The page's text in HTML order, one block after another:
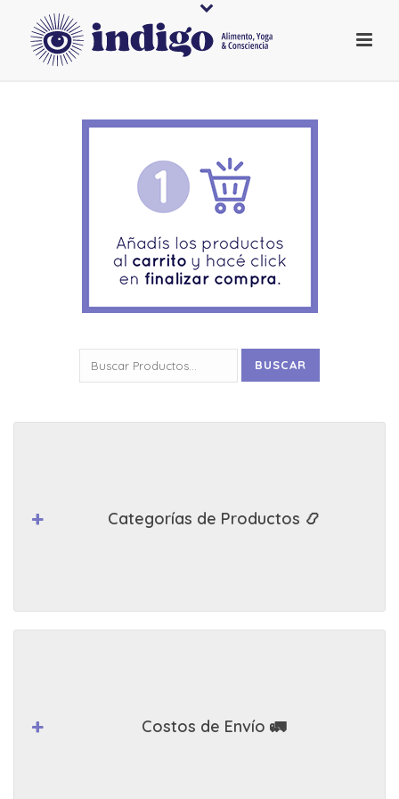
por:
BUSCAR
Categorías de Productos 📿
Costos de Envío 🚛